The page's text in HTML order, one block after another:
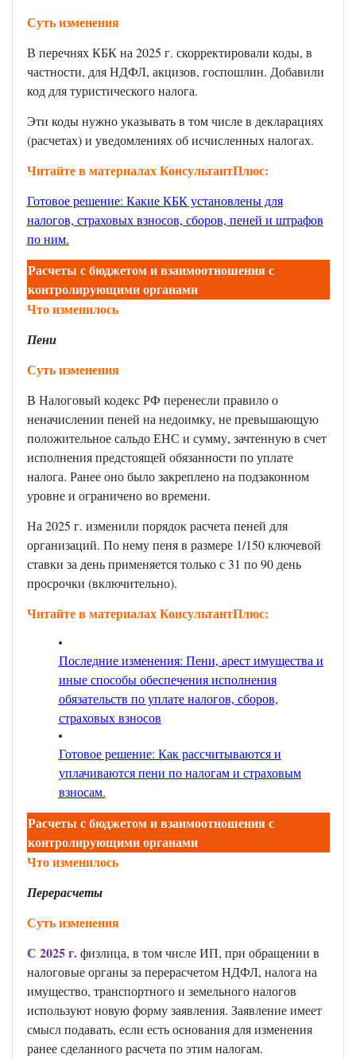
Суть изменения
В перечнях КБК на 2025 г. скорректировали коды, в
частности, для НДФЛ, акцизов, госпошлин. Добавили
код для туристического налога.
Эти коды нужно указывать в том числе в декларациях
(расчетах) и уведомлениях об исчисленных налогах.
Читайте в материалах КонсультантПлюс:
Готовое решение: Какие КБК установлены для
налогов, страховых взносов, сборов, пеней и штрафов
по ним.
Расчеты с бюджетом и взаимоотношения с
контролирующими органами
Что изменилось
Пени
Суть изменения
В Налоговый кодекс РФ перенесли правило о
неначислении пеней на недоимку, не превышающую
положительное сальдо ЕНС и сумму, зачтенную в счет
исполнения предстоящей обязанности по уплате
налога. Ранее оно было закреплено на подзаконном
уровне и ограничено во времени.
На 2025 г. изменили порядок расчета пеней для
организаций. По нему пеня в размере 1/150 ключевой
ставки за день применяется только с 31 по 90 день
просрочки (включительно).
Читайте в материалах КонсультантПлюс:
Последние изменения: Пени, арест имущества и
иные способы обеспечения исполнения
обязательств по уплате налогов, сборов,
страховых взносов
Готовое решение: Как рассчитываются и
уплачиваются пени по налогам и страховым
взносам.
Расчеты с бюджетом и взаимоотношения с
контролирующими органами
Что изменилось
Перерасчеты
Суть изменения
С 2025 г.физлица, в том числе ИП, при обращении в
налоговые органы за перерасчетом НДФЛ, налога на
имущество, транспортного и земельного налогов
используют новую форму заявления. Заявление имеет
смысл подавать, если есть основания для изменения
ранее сделанного расчета по этим налогам.